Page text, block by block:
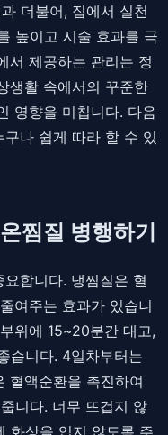
더불어, 집에서 실천
높이고 시술 효과를 극
서 제공하는 관리는 정
생활 속에서의 꾸준한
영향을 미칩니다. 다음
구나 쉽게 따라 할 수 있
찜질 병행하기
합니다. 냉찜질은 혈
여주는 효과가 있습니
위에 15~20분간 대고,
습니다. 4일차부터는
혈액순환을 촉진하여
니다. 너무 뜨겁지 않
화상을 입지 않도록 주